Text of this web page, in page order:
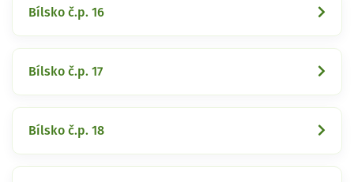
Bílsko č.p. 16
Bílsko č.p. 17
Bílsko č.p. 18